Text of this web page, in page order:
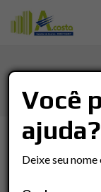
TIPO DE NEGÓCIO
Você
ajuda?
Deixe seu